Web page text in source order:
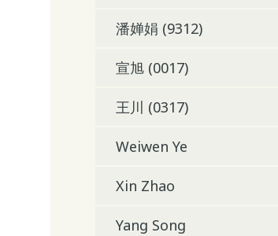
潘婵娟 (9312)
宣旭 (0017)
王川 (0317)
Weiwen Ye
Xin Zhao
Yang Song